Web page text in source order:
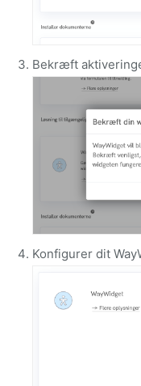
Bekræft
Konfigurer dit